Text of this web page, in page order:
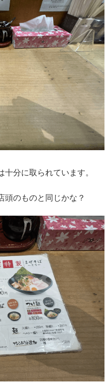
分に取られています。
頭のものと同じかな？